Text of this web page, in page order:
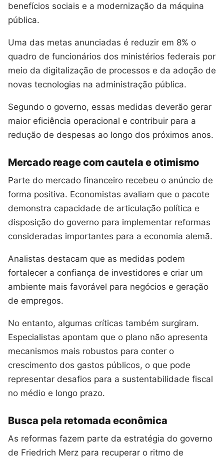
benefícios sociais e a modernização da máquina
pública.
Uma das metas anunciadas é reduzir em 8% o
quadro de funcionários dos ministérios federais por
meio da digitalização de processos e da adoção de
novas tecnologias na administração pública.
Segundo o governo, essas medidas deverão gerar
maior eficiência operacional e contribuir para a
redução de despesas ao longo dos próximos anos.
Mercado reage com cautela e otimismo
Parte do mercado financeiro recebeu o anúncio de
forma positiva. Economistas avaliam que o pacote
demonstra capacidade de articulação política e
disposição do governo para implementar reformas
consideradas importantes para a economia alemã.
Analistas destacam que as medidas podem
fortalecer a confiança de investidores e criar um
ambiente mais favorável para negócios e geração
de empregos.
No entanto, algumas críticas também surgiram.
Especialistas apontam que o plano não apresenta
mecanismos mais robustos para conter o
crescimento dos gastos públicos, o que pode
representar desafios para a sustentabilidade fiscal
no médio e longo prazo.
Busca pela retomada econômica
As reformas fazem parte da estratégia do governo
de Friedrich Merz para recuperar o ritmo de